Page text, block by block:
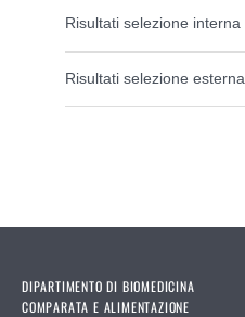
Risultati selezione interna
Risultati selezione esterna
DIPARTIMENTO DI BIOMEDICINA
COMPARATA E ALIMENTAZIONE